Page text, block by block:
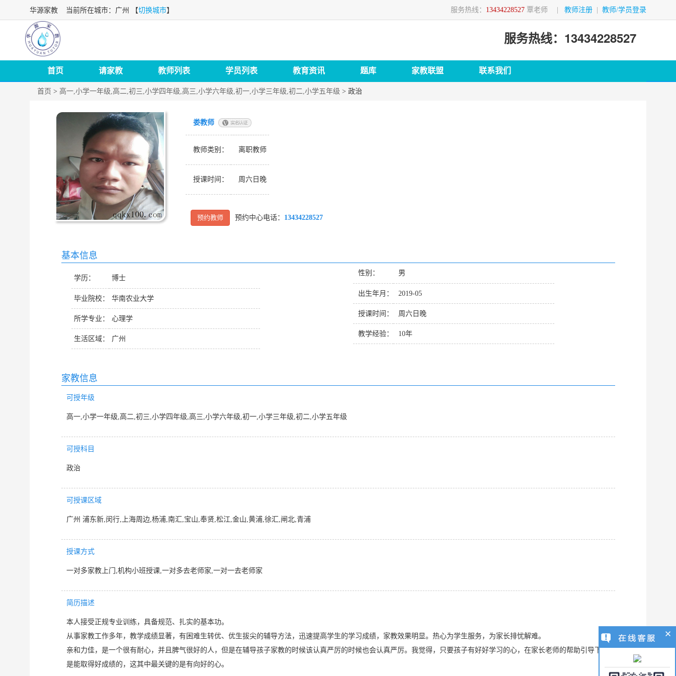
服务热线： 13434228527 覃老师 教师注册 教师/学员登录
华源家教 当前所在城市：广州 【切换城市】
服务热线：13434228527
首页 请家教 教师列表 学员列表 教育资讯 题库 家教联盟 联系我们
首页 > 高一,小学一年级,高二,初三,小学四年级,高三,小学六年级,初一,小学三年级,初二,小学五年级 > 政治
娄教师
教师类别： 离职教师
授课时间： 周六日晚
预约教师 预约中心电话： 13434228527
基本信息
性别： 男
出生年月： 2019-05
授课时间： 周六日晚
教学经验： 10年
学历： 博士
毕业院校： 华南农业大学
所学专业： 心理学
生活区域： 广州
家教信息
可授年级
高一,小学一年级,高二,初三,小学四年级,高三,小学六年级,初一,小学三年级,初二,小学五年级
可授科目
政治
可授课区域
广州 浦东新,闵行,上海周边,杨浦,南汇,宝山,奉贤,松江,金山,黄浦,徐汇,闸北,青浦
授课方式
一对多家教上门,机构小班授课,一对多去老师家,一对一去老师家
简历描述
本人接受正规专业训练，具备规范、扎实的基本功。
从事家教工作多年，教学成绩显著，有困难生转优、优生拔尖的辅导方法，迅速提高学生的学习成绩，家教效果明显。热心为学生服务，为家长排忧解难。
亲和力佳，是一个很有耐心，并且脾气很好的人，但是在辅导孩子家教的时候该认真严厉的时候也会认真严厉。我觉得，只要孩子有好好学习的心，在家长老师的帮助引导下，
是能取得好成绩的，这其中最关键的是有向好的心。